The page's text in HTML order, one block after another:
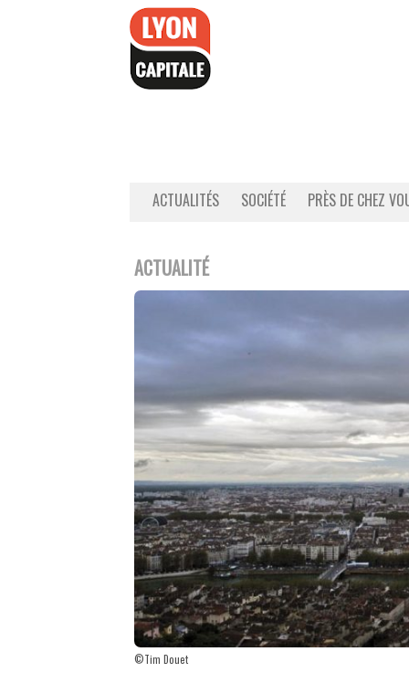
ACTUALITÉS SOCIÉTÉ PRÈS DE CHEZ
ACTUALITÉ
©Tim Douet